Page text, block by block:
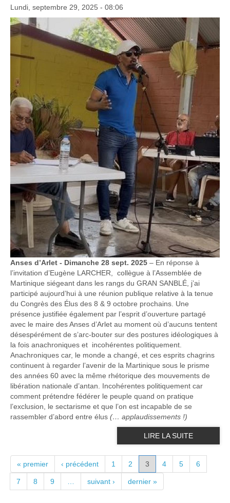
Lundi, septembre 29, 2025 - 08:06
Anses d’Arlet - Dimanche 28 sept. 2025 – En réponse à
l’invitation d’Eugène LARCHER, collègue à l’Assemblée de
Martinique siégeant dans les rangs du GRAN SANBLÉ, j’ai
participé aujourd’hui à une réunion publique relative à la tenue
du Congrès des Élus des 8 & 9 octobre prochains. Une
présence justifiée également par l’esprit d’ouverture partagé
avec le maire des Anses d’Arlet au moment où d’aucuns tentent
désespérément de s’arc-bouter sur des postures idéologiques à
la fois anachroniques et incohérentes politiquement.
Anachroniques car, le monde a changé, et ces esprits chagrins
continuent à regarder l’avenir de la Martinique sous le prisme
des années 60 avec la même rhétorique des mouvements de
libération nationale d’antan. Incohérentes politiquement car
comment prétendre fédérer le peuple quand on pratique
l’exclusion, le sectarisme et que l’on est incapable de se
rassembler d’abord entre élus (… applaudissements !)
LIRE LA SUITE
PAGES
« premier ‹ précédent 1 2 3 4 5 6
7 8 9 suivant › dernier »